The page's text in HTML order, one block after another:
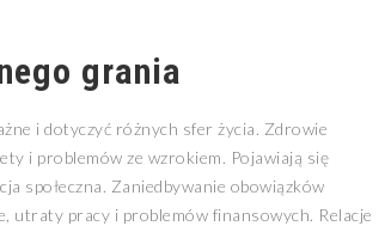
grania
i dotyczyć różnych sfer życia. Zdrowie
i problemów ze wzrokiem. Pojawiają się
społeczna. Zaniedbywanie obowiązków
utraty pracy i problemów finansowych. Relacje